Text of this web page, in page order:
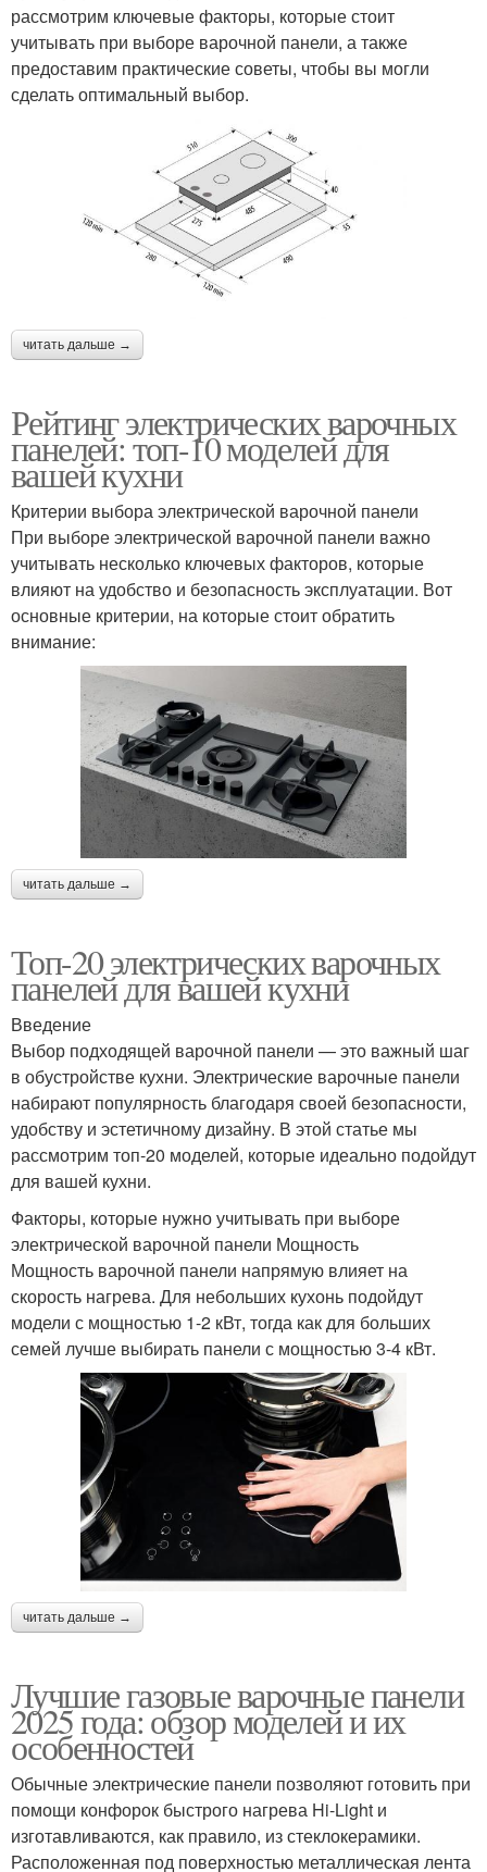
рассмотрим ключевые факторы, которые стоит
учитывать при выборе варочной панели, а также
предоставим практические советы, чтобы вы могли
сделать оптимальный выбор.
читать дальше →
Рейтинг электрических варочных
панелей: топ-10 моделей для
вашей кухни
Критерии выбора электрической варочной панели
При выборе электрической варочной панели важно
учитывать несколько ключевых факторов, которые
влияют на удобство и безопасность эксплуатации. Вот
основные критерии, на которые стоит обратить
внимание:
читать дальше →
Топ-20 электрических варочных
панелей для вашей кухни
Введение
Выбор подходящей варочной панели — это важный шаг
в обустройстве кухни. Электрические варочные панели
набирают популярность благодаря своей безопасности,
удобству и эстетичному дизайну. В этой статье мы
рассмотрим топ-20 моделей, которые идеально подойдут
для вашей кухни.
Факторы, которые нужно учитывать при выборе
электрической варочной панели Мощность
Мощность варочной панели напрямую влияет на
скорость нагрева. Для небольших кухонь подойдут
модели с мощностью 1-2 кВт, тогда как для больших
семей лучше выбирать панели с мощностью 3-4 кВт.
читать дальше →
Лучшие газовые варочные панели
2025 года: обзор моделей и их
особенностей
Обычные электрические панели позволяют готовить при
помощи конфорок быстрого нагрева Hi-Light и
изготавливаются, как правило, из стеклокерамики.
Расположенная под поверхностью металлическая лента